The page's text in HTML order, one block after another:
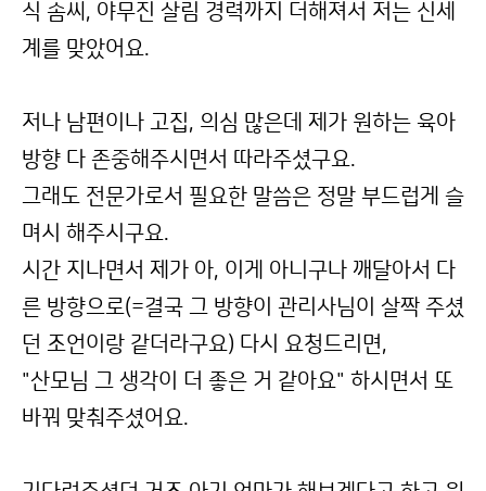
식 솜씨, 야무진 살림 경력까지 더해져서 저는 신세
계를 맞았어요.
저나 남편이나 고집, 의심 많은데 제가 원하는 육아
방향 다 존중해주시면서 따라주셨구요.
그래도 전문가로서 필요한 말씀은 정말 부드럽게 슬
며시 해주시구요.
시간 지나면서 제가 아, 이게 아니구나 깨달아서 다
른 방향으로(=결국 그 방향이 관리사님이 살짝 주셨
던 조언이랑 같더라구요) 다시 요청드리면,
"산모님 그 생각이 더 좋은 거 같아요" 하시면서 또
바꿔 맞춰주셨어요.